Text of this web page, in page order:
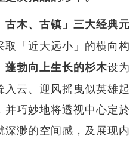
木、古镇」三大经典元
取「近大远小」的横向构
蓬勃向上生长的杉木设为
云、迎风摇曳似英雄起
巧妙地将透视中心定於
渺的空间感，及展现内